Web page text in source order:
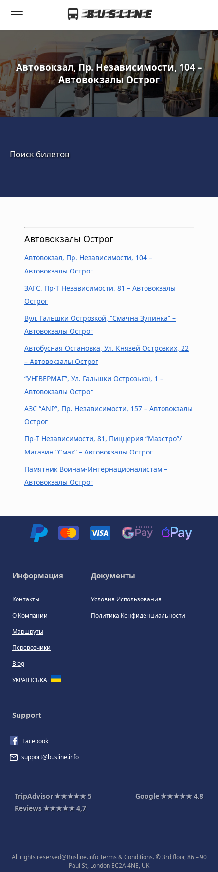
Автовокзал, Пр. Независимости, 104 –
Автовокзалы Острог
Поиск билетов
Автовокзалы Острог
Автовокзал, Пр. Независимости, 104 –
Автовокзалы Острог
ЗАГС, Пр-Т Независимости, 81 – Автовокзалы
Острог
Вул. Гальшки Острозкой, “Смачна Зупинка” –
Автовокзалы Острог
Автобусная Остановка, Ул. Князей Острозких, 22
– Автовокзалы Острог
“УНІВЕРМАГ”, Ул. Гальшки Острозької, 1 –
Автовокзалы Острог
АЗС “ANP”, Пр. Независимости, 157 – Автовокзалы
Острог
Пр-Т Независимости, 81, Пиццерия “Маэстро”/
Магазин “Смак” – Автовокзалы Острог
Памятник Воинам-Интернационалистам –
Автовокзалы Острог
Информация
Контакты
О Компании
Маршруты
Перевозчики
Blog
УКРАЇНСЬКА
Документы
Условия Использования
Политика Конфиденциальности
Support
Facebook
support@busline.info
TripAdvisor ★★★★★5 Google ★★★★★4,8
Reviews ★★★★★4,7
All rights reserved@Busline.infoTerms & Conditions. © 3rd floor, 86 – 90
Paul St, London EC2A 4NE, UK